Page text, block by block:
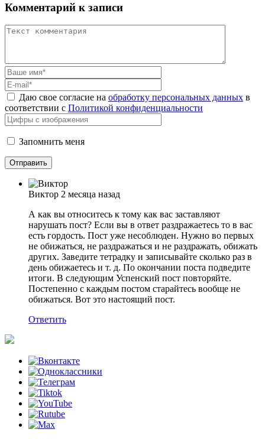
Комментарий к записи
Даю свое согласие на обработку персональных данных в
соответствии с Политикой конфиденциальности
Запомнить меня
Виктор 2 месяца назад
А как вы относитесь к тому как вас заставляют
нарушать пост? Если вы в ответ раздражаетесь то в вас
есть гордость. Пост уже несоблюден. Нужно во первых
не обижаться, не раздражаться и не раздражать, обижать
других. Заведите тетрадку и записывайте сколько раз в
день обижаетесь и т. д. По окончании поста подведите
итоги. В следующим Успенский пост повторяйте.
Постепенно с каждым постом старайтесь вообще не
обижаться. Вот это настоящий пост.
Ответить